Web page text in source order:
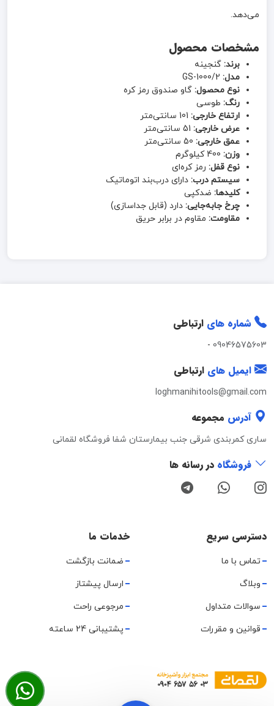
می‌دهد.
مشخصات محصول
برند: گنجینه
مدل:
نوع محصول: گاو صندوق رمز کره
رنگ: طوسی
ارتفاع خارجی:
عرض خارجی:
عمق خارجی:
وزن:
نوع قفل: رمز کره‌ای
سیستم درب: دارای درب‌بند اتوماتیک
کلیدها: ضدکپی
چرخ جابه‌جایی: دارد (قابل جداسازی)
مقاومت: مقاوم در برابر حریق
شماره های ارتباطی
09046575603
-
ایمیل های ارتباطی
loghmanihitools@gmail.com
آدرس مجموعه
ساری کمربندی شرقی جنب بیمارستان شفا فروشگاه لقمانی
فروشگاه در رسانه ها
دسترسی سریع
تماس با ما
وبلاگ
سوالات متداول
قوانین و مقررات
خدمات ما
ضمانت بازگشت
ارسال پیشتاز
مرجوعی راحت
پشتیبانی 24 ساعته